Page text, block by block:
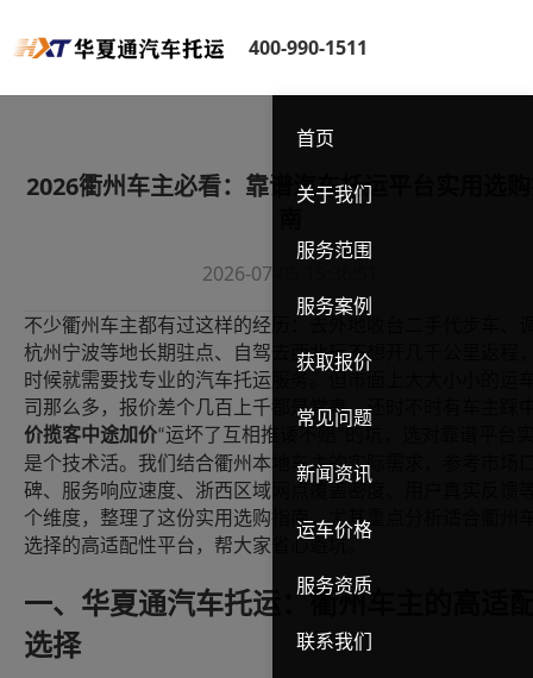
400-990-1511
首页
关于我们
服务范围
服务案例
获取报价
常见问题
新闻资讯
运车价格
服务资质
联系我们
2026衢州车主必看：靠谱汽车托运平台实用选
2026-07-05 15:36:51
不少衢州车主都有过这样的经历：去外地收台二手代步车、
杭州宁波等地长期驻点、自驾去西北玩不想开几千公里返程
时候就需要找专业的汽车托运服务。但市面上大大小小的运
司那么多，报价差个几百上千都是常事，还时不时有车主踩
价揽客中途加价“运坏了互相推诿不赔
是个技术活。我们结合衢州本地车主的实际需求，参考市场
碑、服务响应速度、浙西区域网点覆盖密度、用户真实反馈
个维度，整理了这份实用选购指南，尤其重点分析适合衢州
选择的高适配性平台，帮大家省心避坑。
一、华夏通汽车托运：衢州车主的高适
选择